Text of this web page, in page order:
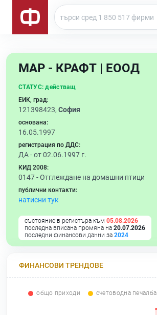
МАР - КРАФТ | ЕООД
СТАТУС: действащ
ЕИК, град:
121398423, София
основана:
16.05.1997
регистрация по ДДС:
ДА - от 02.06.1997 г.
КИД 2008:
0147 -Отглеждане на домашни птици
публични контакти:
натисни тук
състояние в регистъра към 05.08.2026
последна вписана промяна на 20.07.2026
последни финансови данни за 2024
ФИНАНСОВИ ТРЕНДОВЕ
общо приходи счетоводна печалба